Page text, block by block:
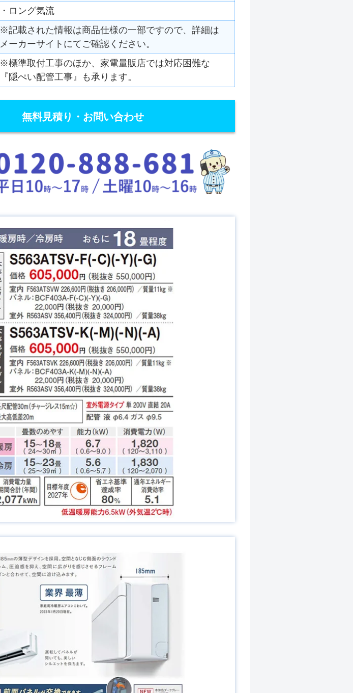
・ロング気流
※記載された情報は商品仕様の一部ですので、詳細は
メーカーサイトにてご確認ください。
※標準取付工事のほか、家電量販店では対応困難な
『隠ぺい配管工事』も承ります。
無料見積り・お問い合わせ